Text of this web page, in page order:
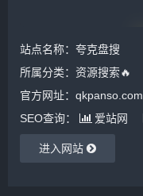
站点名称：夸克盘搜
所属分类： 资源搜索🔥
官方网址：qkpanso.com
SEO查询：
爱站网
进入网站